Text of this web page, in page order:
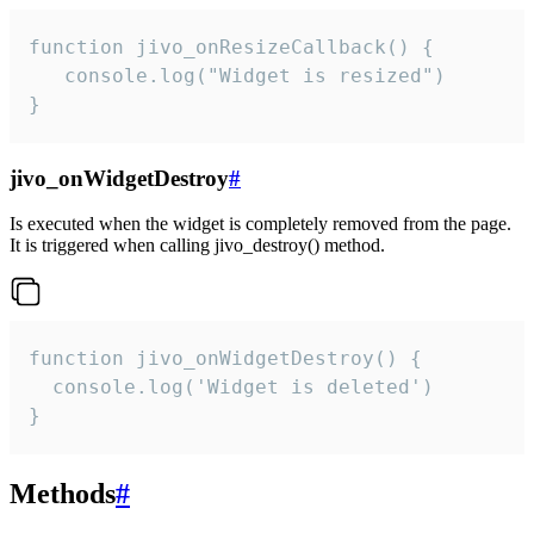
function jivo_onResizeCallback() {
   console.log("Widget is resized")
}
jivo_onWidgetDestroy#
Is executed when the widget is completely removed from the page.
It is triggered when calling jivo_destroy() method.
function jivo_onWidgetDestroy() {
  console.log('Widget is deleted')
}
Methods#